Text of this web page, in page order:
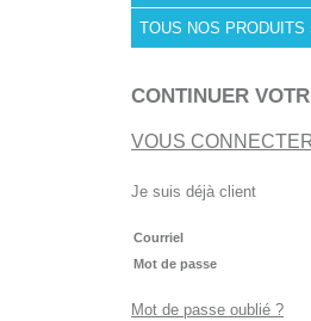
TOUS NOS PRODUITS
CONTINUER
VOUS
Je suis déjà client
Courriel
Mot de passe
Mot de passe oublié ?